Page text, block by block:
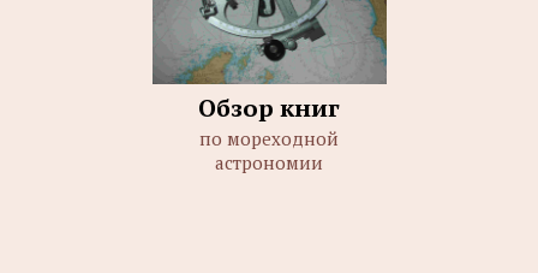
Обзор книг
по мореходной
астрономии